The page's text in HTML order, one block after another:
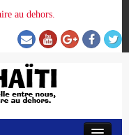
au dehors.